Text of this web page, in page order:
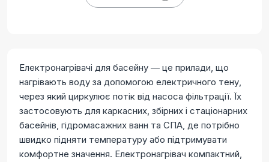
Електронагрівачі для басейну — це прилади, що
нагрівають воду за допомогою електричного тену,
через який циркулює потік від насоса фільтрації. Їх
застосовують для каркасних, збірних і стаціонарних
басейнів, гідромасажних ванн та СПА, де потрібно
швидко підняти температуру або підтримувати
комфортне значення. Електронагрівач компактний,